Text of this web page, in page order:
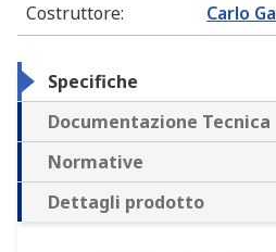
Costruttore: Carlo
Specifiche
Documentazione Tecnica
Normative
Dettagli prodotto